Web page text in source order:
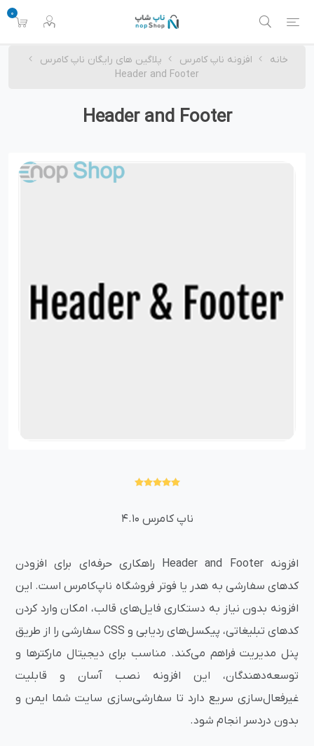
0
خانه افزونه ناپ کامرس
پلاگین های رایگان ناپ کامرس
Header and Footer
Header and Footer
ناپ کامرس 4.10
افزونه Header and Footer راهکاری حرفه‌ای برای افزودن
کدهای سفارشی به هدر یا فوتر فروشگاه ناپ‌کامرس است. این
افزونه بدون نیاز به دستکاری فایل‌های قالب، امکان وارد کردن
کدهای تبلیغاتی، پیکسل‌های ردیابی و CSS سفارشی را از طریق
پنل مدیریت فراهم می‌کند. مناسب برای دیجیتال مارکترها و
توسعه‌دهندگان، این افزونه نصب آسان و قابلیت
غیرفعال‌سازی سریع دارد تا سفارشی‌سازی سایت شما ایمن و
بدون دردسر انجام شود.